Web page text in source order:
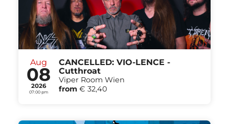
Aug
08
2026
07:00 pm
CANCELLED: VIO-LENCE -
Cutthroat
Viper Room Wien
from € 32,40